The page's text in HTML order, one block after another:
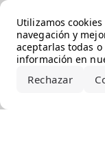
Utilizamos
navegación y
aceptarlas todas
información en
Rechazar
Error